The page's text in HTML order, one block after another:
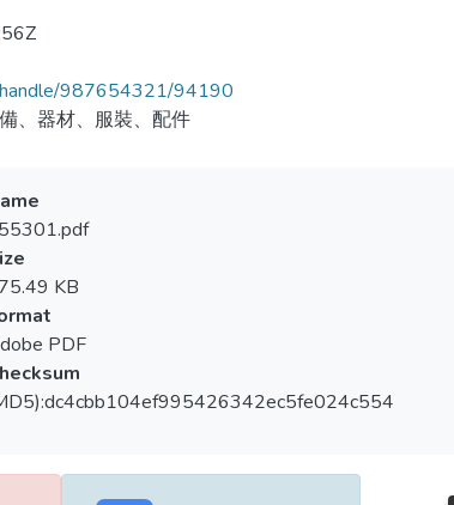
987654321/94190
、器材、服裝、配件
KB
PDF